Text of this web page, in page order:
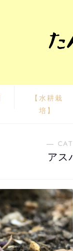
【水耕栽
培】
―
アス